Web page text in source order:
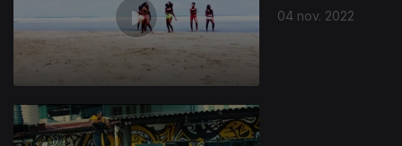
04 nov. 2022
648591